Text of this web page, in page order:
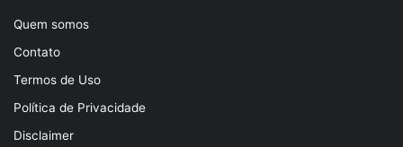
Quem somos
Contato
Termos de Uso
Política de Privacidade
Disclaimer